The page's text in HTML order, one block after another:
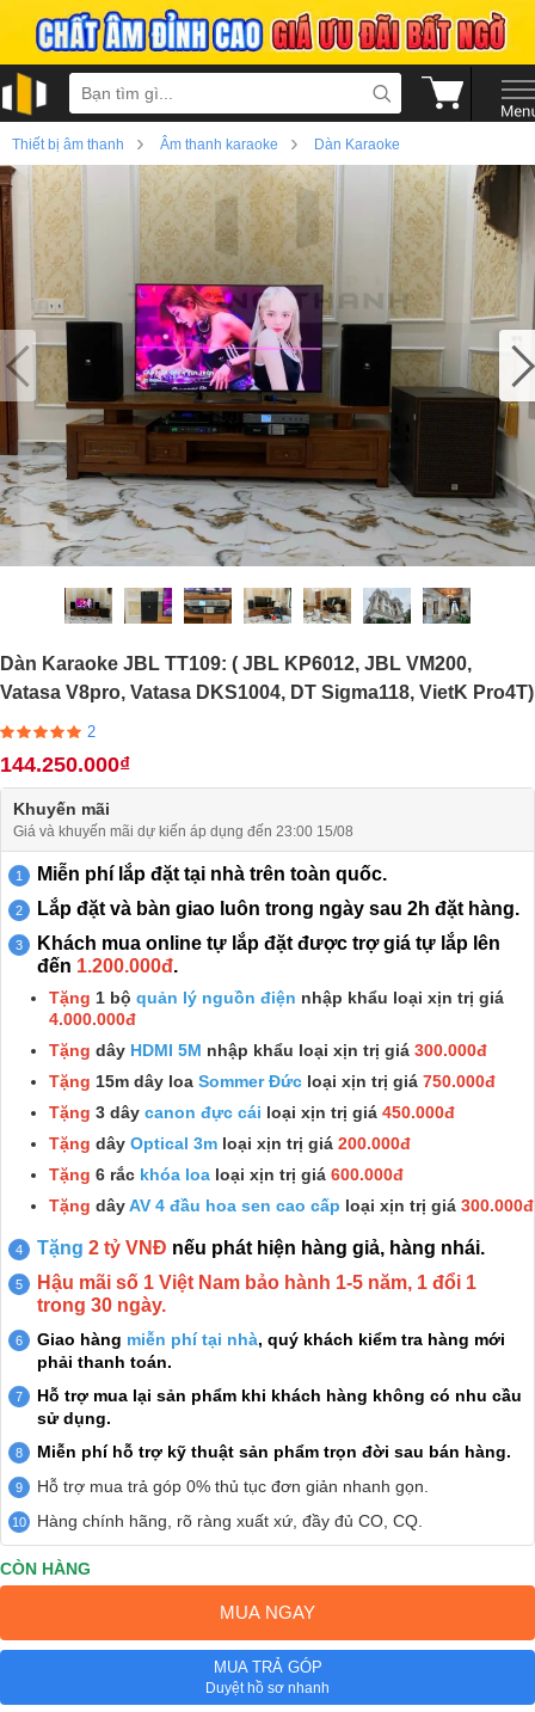
Thiết bị âm thanh › Âm thanh karaoke › Dàn Karaoke
›
Dàn Karaoke JBL TT109: ( JBL KP6012, JBL VM200,
Vatasa V8pro, Vatasa DKS1004, DT Sigma118, VietK Pro4T)
2
144.250.000₫
Khuyến mãi
Giá và khuyến mãi dự kiến áp dụng đến 23:00 15/08
Miễn phí lắp đặt tại nhà trên toàn quốc.
Lắp đặt và bàn giao luôn trong ngày sau 2h đặt hàng.
Khách mua online tự lắp đặt được trợ giá tự lắp lên
đến 1.200.000đ.
Tặng 1 bộ quản lý nguồn điện nhập khẩu loại xịn trị giá
4.000.000đ
Tặng dây HDMI 5M nhập khẩu loại xịn trị giá 300.000đ
Tặng 15m dây loa Sommer Đức loại xịn trị giá 750.000đ
Tặng 3 dây canon đực cái loại xịn trị giá 450.000đ
Tặng dây Optical 3m loại xịn trị giá 200.000đ
Tặng 6 rắc khóa loa loại xịn trị giá 600.000đ
Tặng dâyAV 4 đầu hoa sen cao cấp loại xịn trị giá 300.000đ
Tặng 2 tỷ VNĐ nếu phát hiện hàng giả, hàng nhái.
Hậu mãi số 1 Việt Nam bảo hành 1-5 năm, 1 đổi 1
trong 30 ngày.
Giao hàng miễn phí tại nhà, quý khách kiểm tra hàng mới
phải thanh toán.
Hỗ trợ mua lại sản phẩm khi khách hàng không có nhu cầu
sử dụng.
Miễn phí hỗ trợ kỹ thuật sản phẩm trọn đời sau bán hàng.
Hỗ trợ mua trả góp 0% thủ tục đơn giản nhanh gọn.
Hàng chính hãng, rõ ràng xuất xứ, đầy đủ CO, CQ.
CÒN HÀNG
MUA NGAY
MUA TRẢ GÓP
Duyệt hồ sơ nhanh